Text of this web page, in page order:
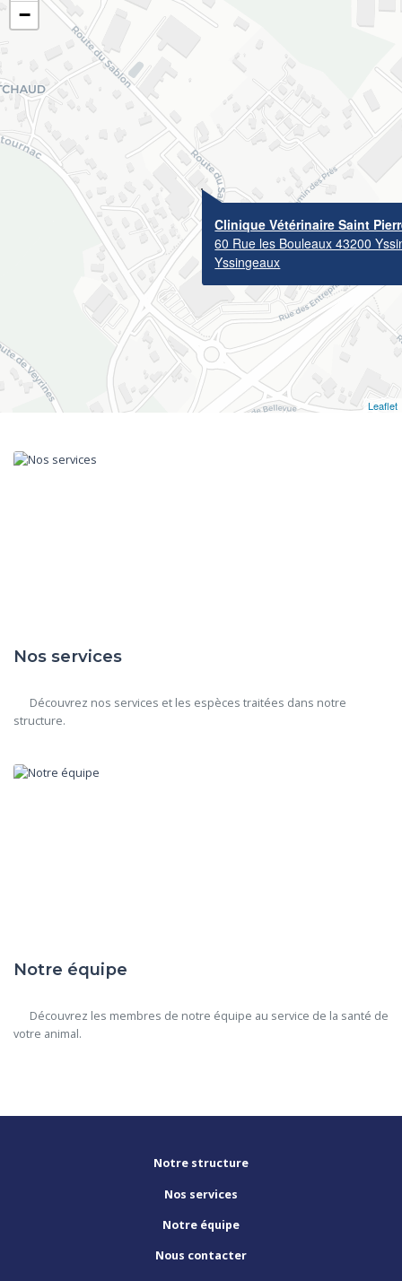
Clinique Vétérinaire Saint
60 Rue les Bouleaux 43200
Yssingeaux
−
Leaflet
Nos services
structure.
Notre équipe
votre animal.
Notre structure
Nos services
Notre équipe
Nous contacter